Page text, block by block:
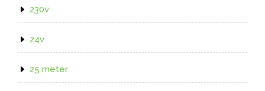
230v
24v
25 meter